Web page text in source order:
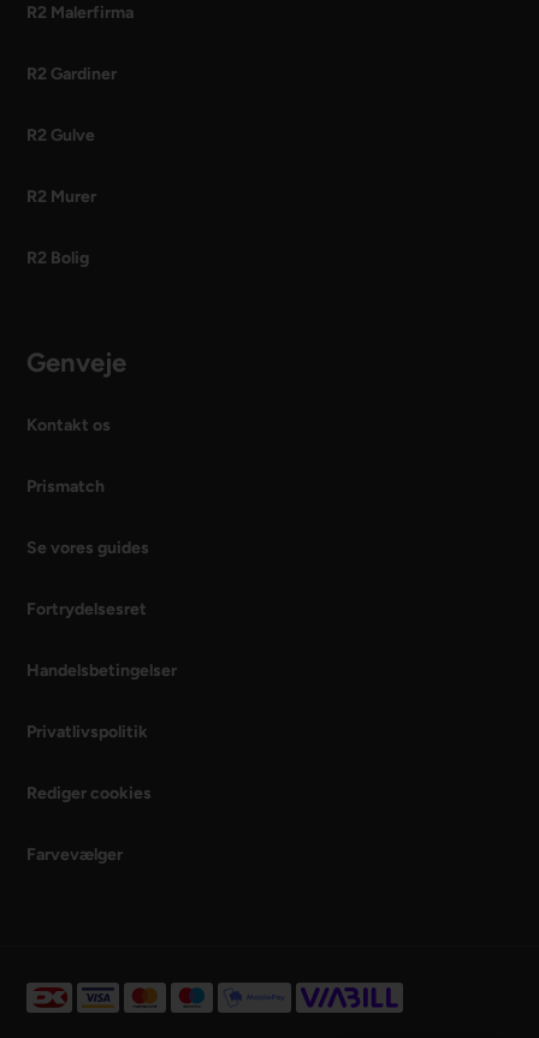
R2 Malerfirma
R2 Gardiner
R2 Gulve
R2 Murer
R2 Bolig
Genveje
Kontakt os
Prismatch
Se vores guides
Fortrydelsesret
Handelsbetingelser
Privatlivspolitik
Rediger cookies
Farvevælger